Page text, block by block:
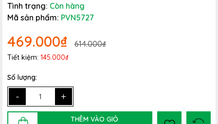
Tình trạng: Còn hàng
Mã sản phẩm: PVN5727
469.000₫ 614.000₫
Tiết kiệm: 145.000₫
Số lượng:
- +
THÊM VÀO GIỎ